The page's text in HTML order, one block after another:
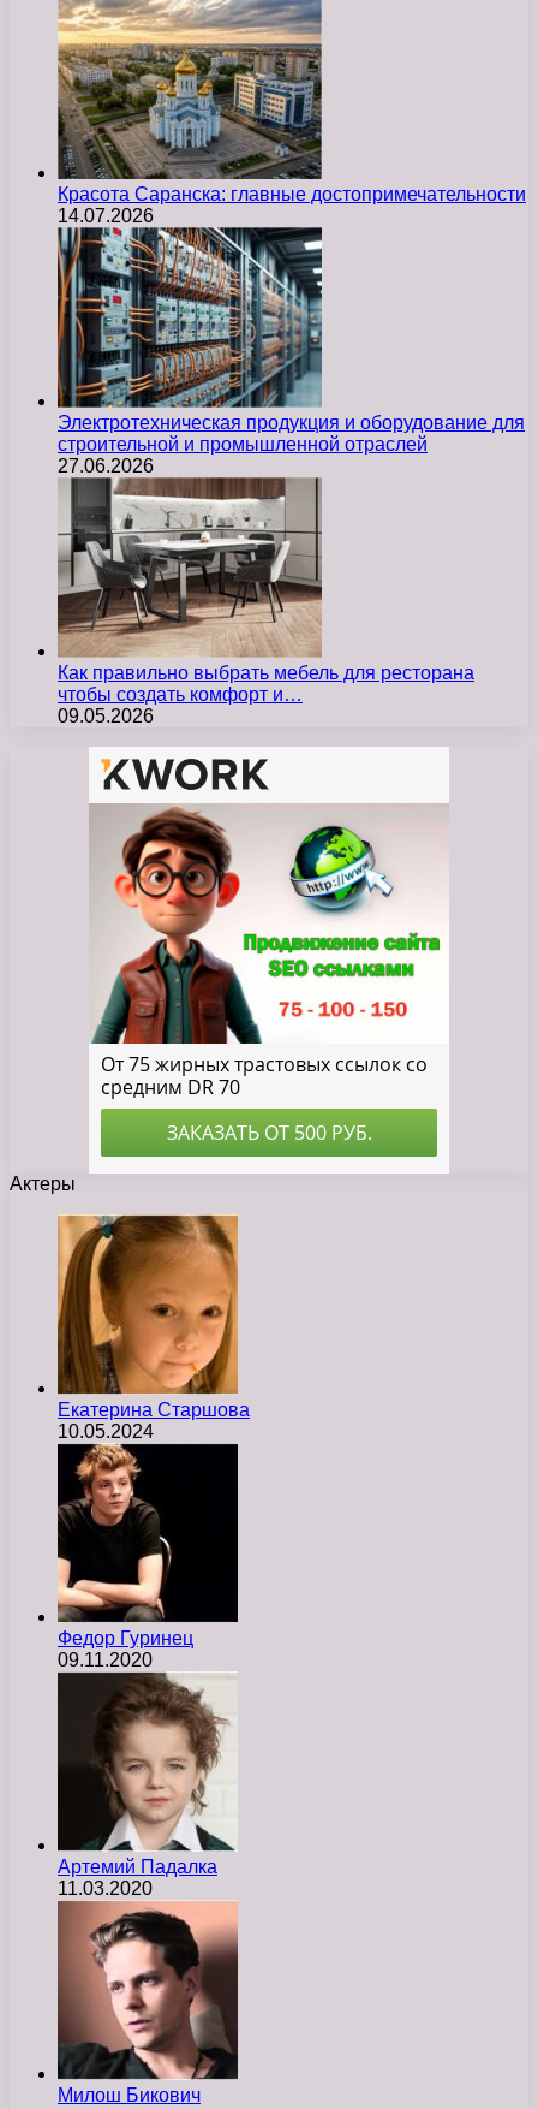
Красота Саранска: главные достопримечательности
14.07.2026
Электротехническая продукция и оборудование для
строительной и промышленной отраслей
27.06.2026
Как правильно выбрать мебель для ресторана
чтобы создать комфорт и…
09.05.2026
Актеры
Екатерина Старшова
10.05.2024
Федор Гуринец
09.11.2020
Артемий Падалка
11.03.2020
Милош Бикович